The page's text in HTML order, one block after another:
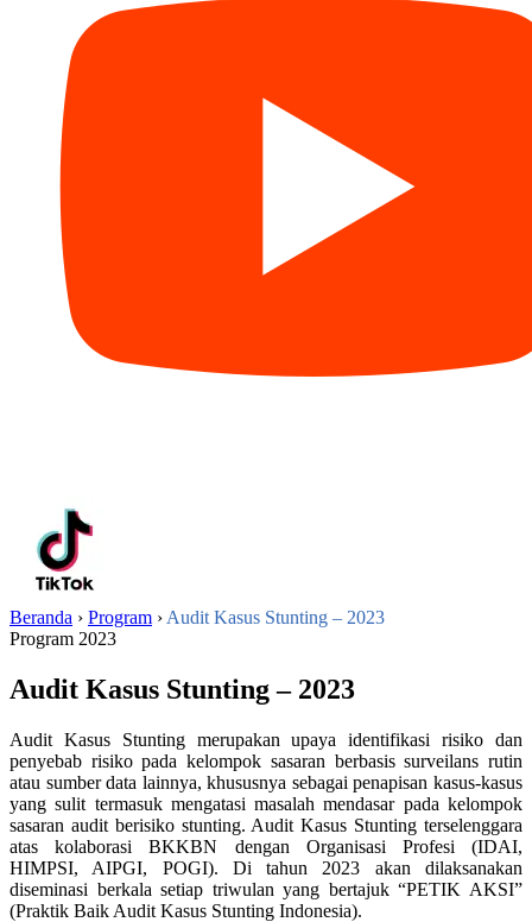
Beranda › Program › Audit Kasus Stunting – 2023
Program 2023
Audit Kasus Stunting – 2023
Audit Kasus Stunting merupakan upaya identifikasi risiko dan
penyebab risiko pada kelompok sasaran berbasis surveilans rutin
atau sumber data lainnya, khususnya sebagai penapisan kasus-kasus
yang sulit termasuk mengatasi masalah mendasar pada kelompok
sasaran audit berisiko stunting. Audit Kasus Stunting terselenggara
atas kolaborasi BKKBN dengan Organisasi Profesi (IDAI,
HIMPSI, AIPGI, POGI). Di tahun 2023 akan dilaksanakan
diseminasi berkala setiap triwulan yang bertajuk “PETIK AKSI”
(Praktik Baik Audit Kasus Stunting Indonesia).